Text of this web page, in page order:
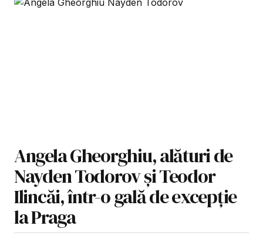
Angela Gheorghiu, alături de
Nayden Todorov și Teodor
Ilincăi, într-o gală de excepție
la Praga